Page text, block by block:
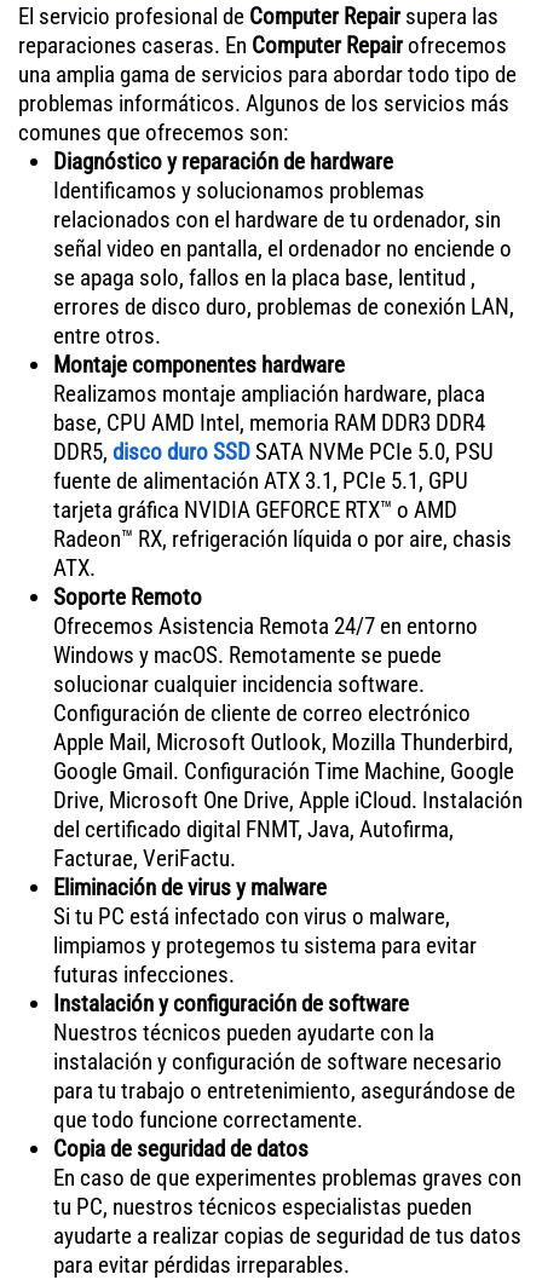
El servicio profesional de Computer Repairsupera las
reparaciones caseras. En Computer Repairofrecemos
una amplia gama de servicios para abordar todo tipo de
problemas informáticos. Algunos de los servicios más
comunes que ofrecemos son:
Diagnóstico y reparación de hardware
Identificamos y solucionamos problemas
relacionados con el hardware de tu ordenador, sin
señal video en pantalla, el ordenador no enciende o
se apaga solo, fallos en la placa base, lentitud ,
errores de disco duro, problemas de conexión LAN,
entre otros.
Montaje componentes hardware
Realizamos montaje ampliación hardware, placa
base, CPU AMD Intel, memoria RAM DDR3 DDR4
DDR5, disco duro SSDSATA NVMe PCIe 5.0, PSU
fuente de alimentación ATX 3.1, PCIe 5.1, GPU
tarjeta gráfica NVIDIA GEFORCE RTX™ o AMD
Radeon™ RX, refrigeración líquida o por aire, chasis
ATX.
Soporte Remoto
Ofrecemos Asistencia Remota 24/7 en entorno
Windows y macOS. Remotamente se puede
solucionar cualquier incidencia software.
Configuración de cliente de correo electrónico
Apple Mail, Microsoft Outlook, Mozilla Thunderbird,
Google Gmail. Configuración Time Machine, Google
Drive, Microsoft One Drive, Apple iCloud. Instalación
del certificado digital FNMT, Java, Autofirma,
Facturae, VeriFactu.
Eliminación de virus y malware
Si tu PC está infectado con virus o malware,
limpiamos y protegemos tu sistema para evitar
futuras infecciones.
Instalación y configuración de software
Nuestros técnicos pueden ayudarte con la
instalación y configuración de software necesario
para tu trabajo o entretenimiento, asegurándose de
que todo funcione correctamente.
Copia de seguridad de datos
En caso de que experimentes problemas graves con
tu PC, nuestros técnicos especialistas pueden
ayudarte a realizar copias de seguridad de tus datos
para evitar pérdidas irreparables.